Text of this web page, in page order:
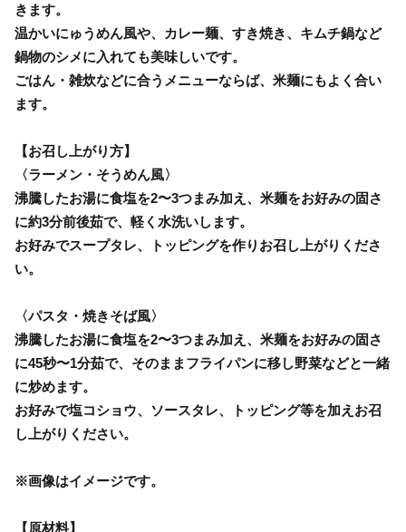
きます。
温かいにゅうめん風や、カレー麺、すき焼き、キムチ鍋など
鍋物のシメに入れても美味しいです。
ごはん・雑炊などに合うメニューならば、米麺にもよく合い
ます。
【お召し上がり方】
〈ラーメン・そうめん風〉
沸騰したお湯に食塩を2〜3つまみ加え、米麺をお好みの固さ
に約3分前後茹で、軽く水洗いします。
お好みでスープタレ、トッピングを作りお召し上がりくださ
い。
〈パスタ・焼きそば風〉
沸騰したお湯に食塩を2〜3つまみ加え、米麺をお好みの固さ
に45秒〜1分茹で、そのままフライパンに移し野菜などと一緒
に炒めます。
お好みで塩コショウ、ソースタレ、トッピング等を加えお召
し上がりください。
※画像はイメージです。
【原材料】